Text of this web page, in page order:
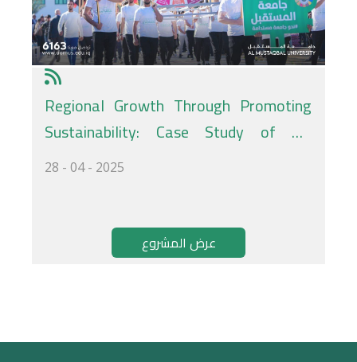
Regional Growth Through Promoting
Sustainability: Case Study of Al-
Mustaqbal Sustainability Week
28 - 04 - 2025
عرض المشروع